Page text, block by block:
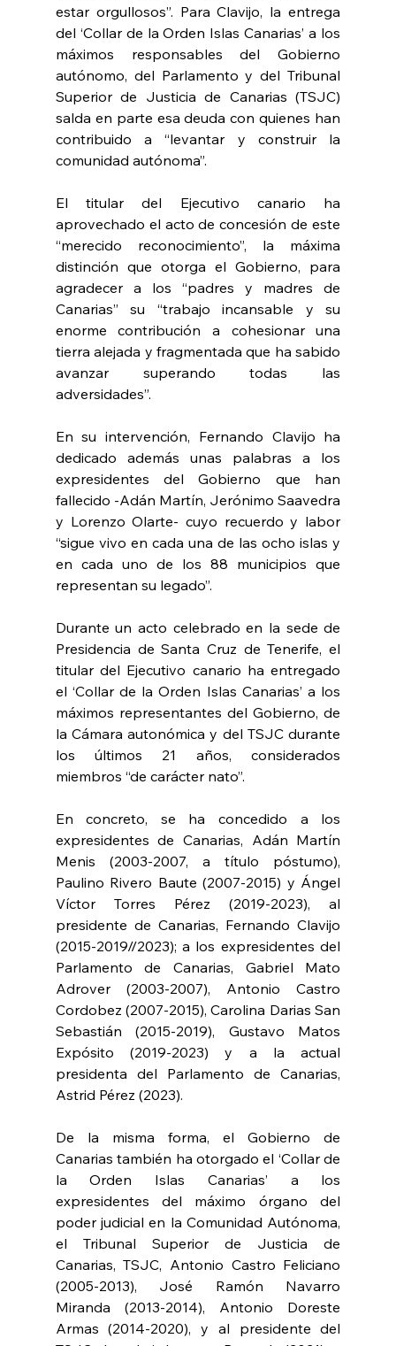
estar orgullosos”. Para Clavijo, la entrega
del ‘Collar de la Orden Islas Canarias’ a los
máximos responsables del Gobierno
autónomo, del Parlamento y del Tribunal
Superior de Justicia de Canarias (TSJC)
salda en parte esa deuda con quienes han
contribuido a “levantar y construir la
comunidad autónoma”.
El titular del Ejecutivo canario ha
aprovechado el acto de concesión de este
“merecido reconocimiento”, la máxima
distinción que otorga el Gobierno, para
agradecer a los “padres y madres de
Canarias” su “trabajo incansable y su
enorme contribución a cohesionar una
tierra alejada y fragmentada que ha sabido
avanzar superando todas las
adversidades”.
En su intervención, Fernando Clavijo ha
dedicado además unas palabras a los
expresidentes del Gobierno que han
fallecido -Adán Martín, Jerónimo Saavedra
y Lorenzo Olarte- cuyo recuerdo y labor
“sigue vivo en cada una de las ocho islas y
en cada uno de los 88 municipios que
representan su legado”.
Durante un acto celebrado en la sede de
Presidencia de Santa Cruz de Tenerife, el
titular del Ejecutivo canario ha entregado
el ‘Collar de la Orden Islas Canarias’ a los
máximos representantes del Gobierno, de
la Cámara autonómica y del TSJC durante
los últimos 21 años, considerados
miembros “de carácter nato”.
En concreto, se ha concedido a los
expresidentes de Canarias, Adán Martín
Menis (2003-2007, a título póstumo),
Paulino Rivero Baute (2007-2015) y Ángel
Víctor Torres Pérez (2019-2023), al
presidente de Canarias, Fernando Clavijo
(2015-2019//2023); a los expresidentes del
Parlamento de Canarias, Gabriel Mato
Adrover (2003-2007), Antonio Castro
Cordobez (2007-2015), Carolina Darias San
Sebastián (2015-2019), Gustavo Matos
Expósito (2019-2023) y a la actual
presidenta del Parlamento de Canarias,
Astrid Pérez (2023).
De la misma forma, el Gobierno de
Canarias también ha otorgado el ‘Collar de
la Orden Islas Canarias’ a los
expresidentes del máximo órgano del
poder judicial en la Comunidad Autónoma,
el Tribunal Superior de Justicia de
Canarias, TSJC, Antonio Castro Feliciano
(2005-2013), José Ramón Navarro
Miranda (2013-2014), Antonio Doreste
Armas (2014-2020), y al presidente del